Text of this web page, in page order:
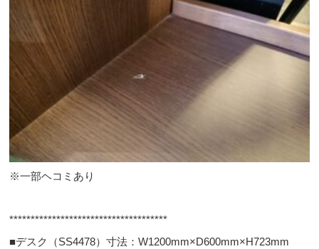
※一部ヘコミあり
*************************************
■デスク（SS4478）寸法：W1200mm×D600mm×H723mm